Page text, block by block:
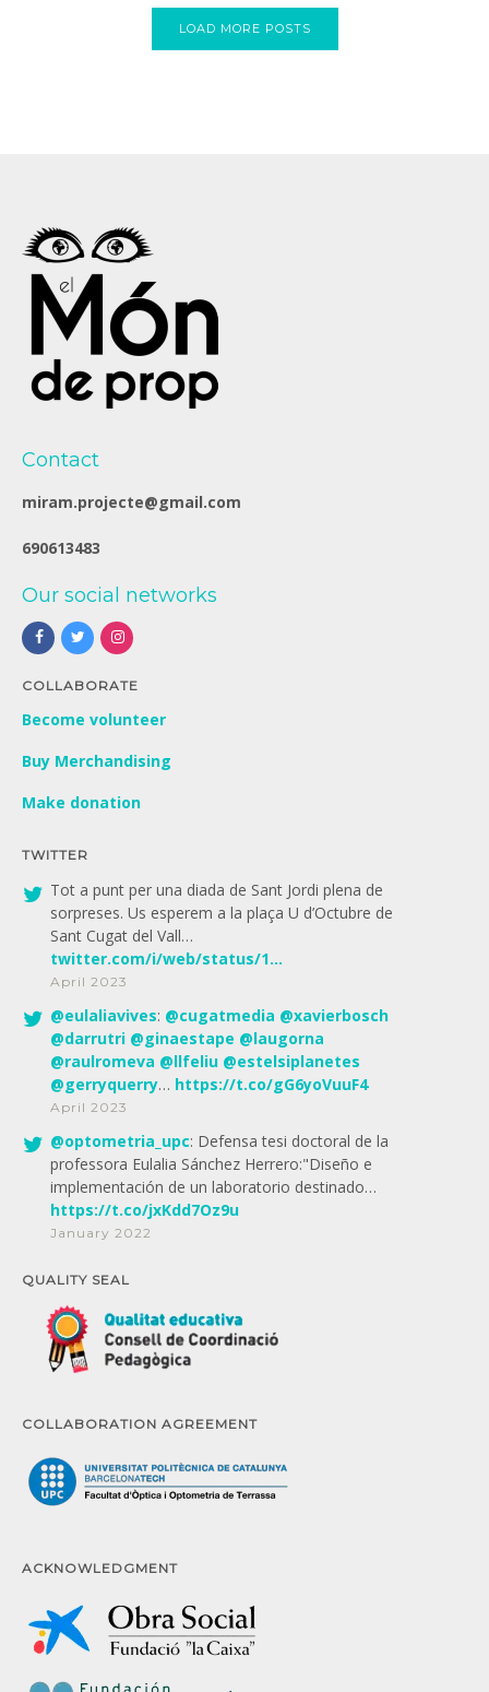
LOAD MORE POSTS
Contact
miram.projecte@gmail.com
690613483
Our social networks
COLLABORATE
Become volunteer
Buy Merchandising
Make donation
TWITTER
Tot a punt per una diada de Sant Jordi plena de
sorpreses. Us esperem a la plaça U d’Octubre de
Sant Cugat del Vall…
twitter.com/i/web/status/1…
April 2023
@eulaliavives: @cugatmedia @xavierbosch
@darrutri @ginaestape @laugorna
@raulromeva @llfeliu @estelsiplanetes
@gerryquerry… https://t.co/gG6yoVuuF4
April 2023
@optometria_upc: Defensa tesi doctoral de la
professora Eulalia Sánchez Herrero:"Diseño e
implementación de un laboratorio destinado…
https://t.co/jxKdd7Oz9u
January 2022
QUALITY SEAL
COLLABORATION AGREEMENT
ACKNOWLEDGMENT